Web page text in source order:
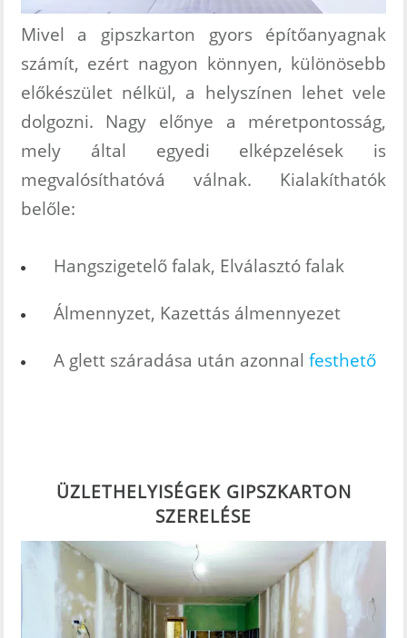
Mivel a gipszkarton gyors építőanyagnak
számít, ezért nagyon könnyen, különösebb
előkészület nélkül, a helyszínen lehet vele
dolgozni. Nagy előnye a méretpontosság,
mely által egyedi elképzelések is
megvalósíthatóvá válnak. Kialakíthatók
belőle:
Hangszigetelő falak, Elválasztó falak
Álmennyzet, Kazettás álmennyezet
A glett száradása után azonnal festhető
ÜZLETHELYISÉGEK GIPSZKARTON
SZERELÉSE